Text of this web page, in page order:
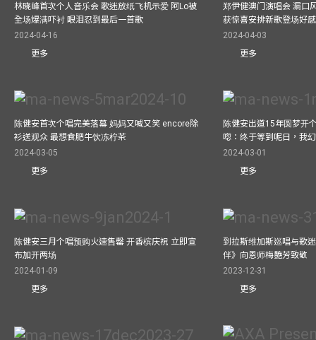
林晓峰首次个人音乐会 歌迷放纸飞机示爱 阿Lo被
全场爆满吓衬 眼泪忍到最后一首歌
2024-04-16
更多
郑伊健澳门演唱会 漏口
获惊喜安排新歌登场好
2024-04-03
更多
陈健安首次个唱完美落幕 妈妈又喊又笑 encore除
衫送观众 最想食肥牛饮冻柠茶
2024-03-05
更多
陈健安出道15年圆梦开
唿：终于等到呢日，我
2024-03-01
更多
陈健安三月个唱预购火速售罄 开香槟庆祝 立即宣
布加开两场
2024-01-09
更多
到拉斯维加斯巡唱与歌
伴》向恩师梅艷芳致敬
2023-12-31
更多